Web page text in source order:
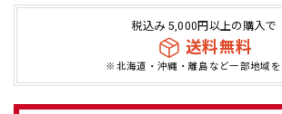
税込み 5,000円以上の購入で
送料無料
※北海道・沖縄・離島など一部地域を